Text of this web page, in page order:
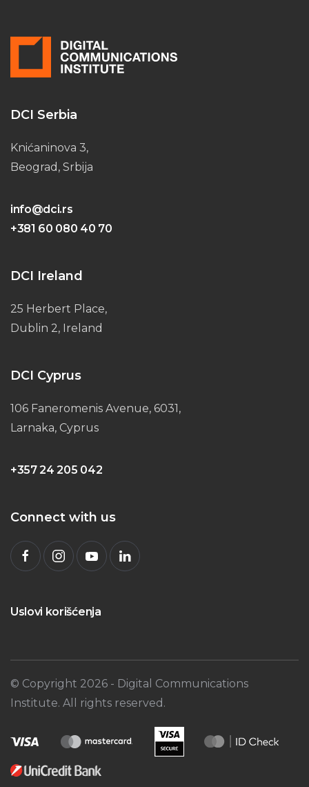
DCI Serbia
Knićaninova 3,
Beograd, Srbija
info@dci.rs
+381 60 080 40 70
DCI Ireland
25 Herbert Place,
Dublin 2, Ireland
DCI Cyprus
106 Faneromenis Avenue, 6031,
Larnaka, Cyprus
+357 24 205 042
Connect with us
Uslovi korišćenja
© Copyright 2026 - Digital Communications
Institute. All rights reserved.